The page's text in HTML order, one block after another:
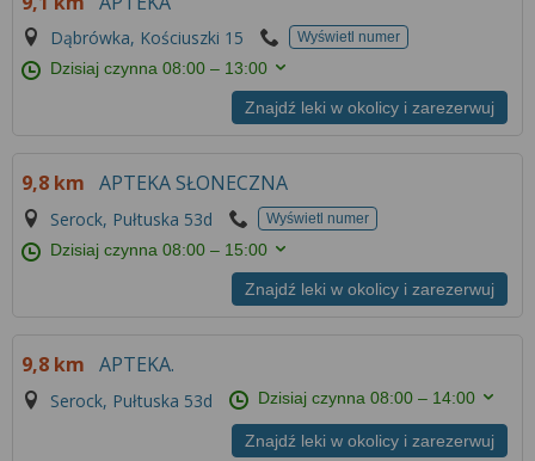
Dąbrówka, Kościuszki 15 Wyświetl numer
Dzisiaj czynna08:00 – 13:00
Znajdź leki w okolicy i zarezerwuj
9,8 km APTEKA SŁONECZNA
Serock, Pułtuska 53d Wyświetl numer
Dzisiaj czynna08:00 – 15:00
Znajdź leki w okolicy i zarezerwuj
9,8 km APTEKA.
Serock, Pułtuska 53d Dzisiaj czynna08:00 – 14:00
Znajdź leki w okolicy i zarezerwuj
Więcej informacji na temat wykorzystywania
narzędzi zewnętrznych w naszym serwisie
znajdziesz wRegulaminie Serwisu